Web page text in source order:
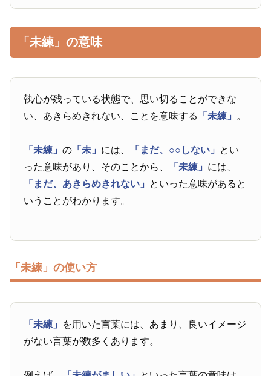
「未練」の意味
執心が残っている状態で、思い切ることができな
い、あきらめきれない、ことを意味する
「未練」 。
「未練」の 「未」 には、 「まだ、○○しない」 とい
った意味があり、そのことから、
「未練」 には、
「まだ、あきらめきれない」 といった意味があると
いうことがわかります。
「未練」の使い方
「未練」 を用いた言葉には、あまり、良いイメージ
がない言葉が数多くあります。